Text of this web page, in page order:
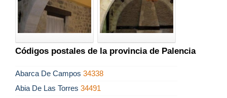
Códigos postales de la provincia de Palencia
Abarca De Campos 34338
Abia De Las Torres 34491